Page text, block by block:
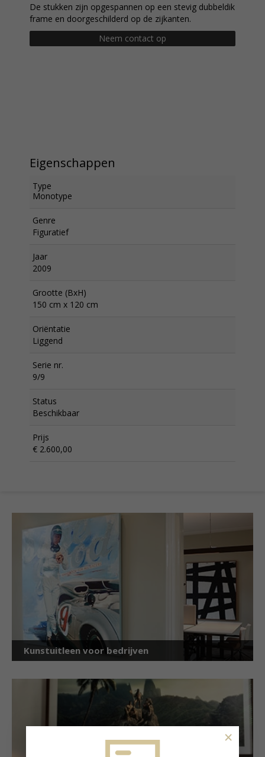
De stukken zijn opgespannen op een stevig dubbeldik
frame en doorgeschilderd op de zijkanten.
Neem contact op
Eigenschappen
Type
Monotype
Genre
Figuratief
Jaar
2009
Grootte (BxH)
150 cm x 120 cm
Oriëntatie
Liggend
Serie nr.
9/9
Status
Beschikbaar
Prijs
€ 2.600,00
Kunstuitleen voor bedrijven
×